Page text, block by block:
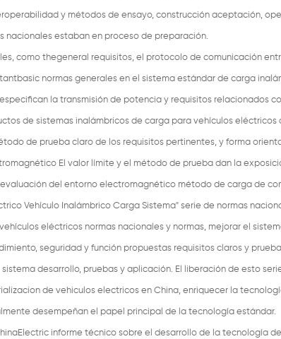
y métodos de ensayo, construcción aceptación,
nacionales estaban en proceso de preparación.
como thegeneral requisitos, el protocolo de comunicación
normas generales en el sistema estándar de carga
la transmisión de potencia y requisitos relacionados
de sistemas inalámbricos de carga para vehículos
de prueba claro de los requisitos pertinentes, y forma
El valor límite y el método de prueba dan la
del entorno electromagnético método de carga de
Vehículo Inalámbrico Carga Sistema" serie de normas
eléctricos normas nacionales y normas, mejorar el
seguridad y función propuestas requisitos claros y
desarrollo, pruebas y aplicación. El liberación de esto
de vehiculos electricos en China, enriquecer la
desempeñan el papel principal de la tecnología estándar.
informe técnico sobre el desarrollo de la tecnología